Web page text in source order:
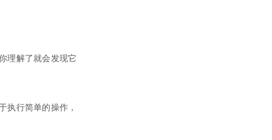
理解了就会发现它
执行简单的操作，